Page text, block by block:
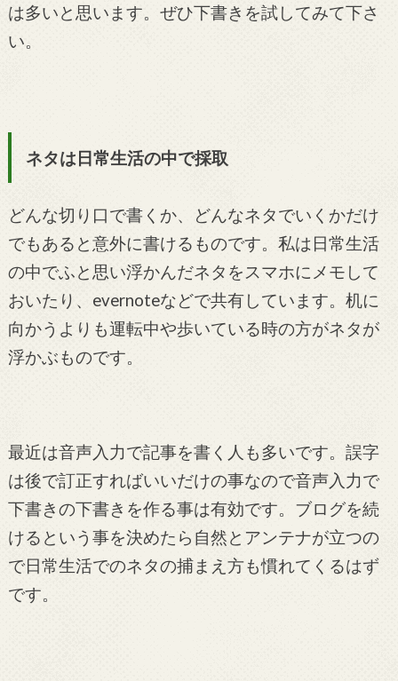
は多いと思います。ぜひ下書きを試してみて下さ
い。
ネタは日常生活の中で採取
どんな切り口で書くか、どんなネタでいくかだけ
でもあると意外に書けるものです。私は日常生活
の中でふと思い浮かんだネタをスマホにメモして
おいたり、evernoteなどで共有しています。机に
向かうよりも運転中や歩いている時の方がネタが
浮かぶものです。
最近は音声入力で記事を書く人も多いです。誤字
は後で訂正すればいいだけの事なので音声入力で
下書きの下書きを作る事は有効です。ブログを続
けるという事を決めたら自然とアンテナが立つの
で日常生活でのネタの捕まえ方も慣れてくるはず
です。